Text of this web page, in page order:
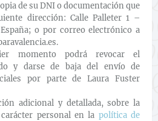
de su DNI o documentación que
dirección: Calle Palleter 1 –
o por correo electrónico a
momento podrá revocar el
y darse de baja del envío de
por parte de Laura Fuster
adicional y detallada, sobre la
personal en la política de